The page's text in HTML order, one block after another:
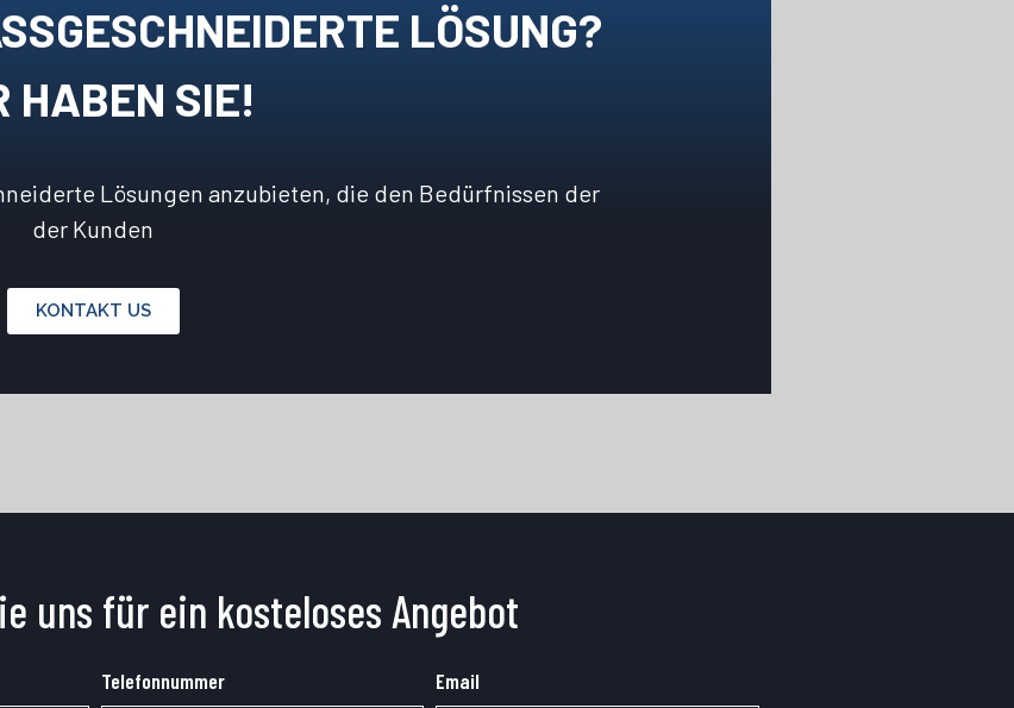
LÖSUNG?
HABEN SIE!
Lösungen anzubieten, die den Bedürfnissen der
der Kunden
KONTAKT US
uns für ein kosteloses Angebot
Telefonnummer Email